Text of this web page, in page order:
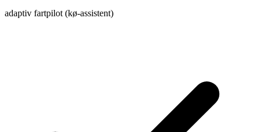
adaptiv fartpilot (kø-assistent)